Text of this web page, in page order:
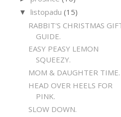
▼ listopadu (15)
RABBIT'S CHRISTMAS
GUIDE.
EASY PEASY LEMON
SQUEEZY.
MOM & DAUGHTER TIME.
HEAD OVER HEELS FOR
PINK.
SLOW DOWN.